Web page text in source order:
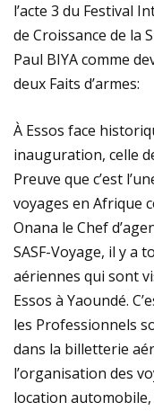
l’acte 3 du Festival
de Croissance de la
Paul BIYA comme
deux Faits d’armes:
À Essos face
inauguration, celle de
Preuve que c’est
voyages en Afrique
Onana le Chef
SASF-Voyage, il y a
aériennes qui sont
Essos à Yaoundé.
les Professionnels
dans la billetterie
l’organisation des
location